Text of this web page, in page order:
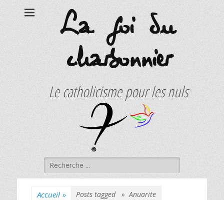
La foi du
charbonnier
Le catholicisme pour les nuls
Rechercher :
Accueil » Posts tagged »Anuarite